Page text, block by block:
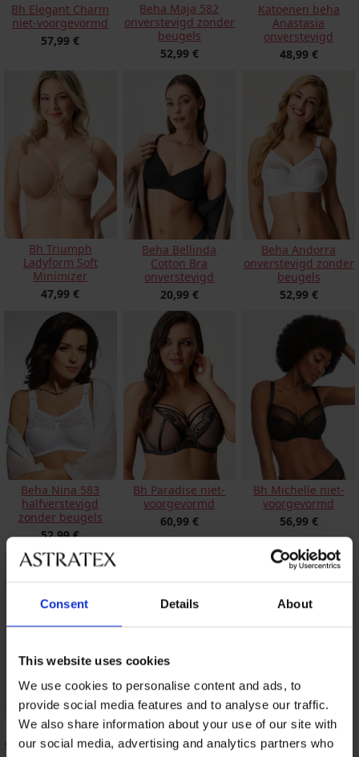
Consent Details About
This website uses cookies
We use cookies to personalise content and ads, to
provide social media features and to analyse our traffic.
We also share information about your use of our site with
our social media, advertising and analytics partners who
Bh Elegant Charm
niet-voorgevormd
57,99 €
Beha Maja 582
onverstevigd zonder
beugels
52,99 €
Katoenen beha
Anastasia
onverstevigd
48,99 €
Bh Triumph
Ladyform Soft
Minimizer
47,99 €
Beha Bellinda
Cotton Bra
onverstevigd
20,99 €
Beha Andorra
onverstevigd zonder
beugels
52,99 €
Beha Nina 583
halfverstevigd
zonder beugels
52,99 €
Bh Paradise niet-
voorgevormd
60,99 €
Bh Michelle niet-
voorgevormd
56,99 €
Beha Anežka 579
onverstevigd zonder